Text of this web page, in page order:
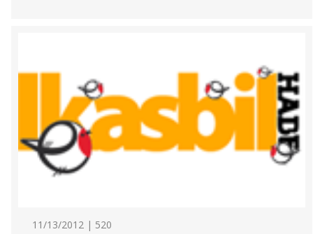
11/13/2012 | 520